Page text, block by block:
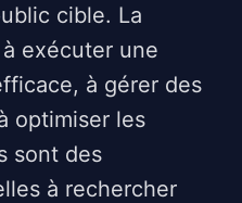
cible. La
exécuter une
à gérer des
optimiser les
sont des
à rechercher